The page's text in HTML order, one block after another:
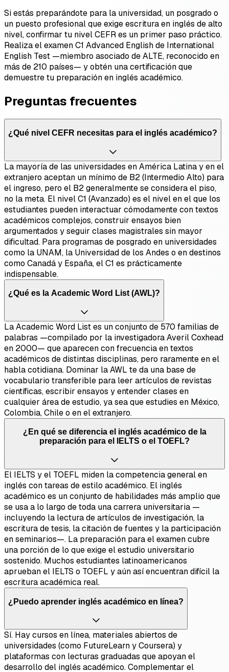
Si estás preparándote para la universidad, un posgrado o
un puesto profesional que exige escritura en inglés de alto
nivel, confirmar tu nivel CEFR es un primer paso práctico.
Realiza el examen C1 Advanced English de International
English Test —miembro asociado de ALTE, reconocido en
más de 210 países— y obtén una certificación que
demuestre tu preparación en inglés académico.
Preguntas frecuentes
¿Qué nivel CEFR necesitas para el inglés académico?
La mayoría de las universidades en América Latina y en el
extranjero aceptan un mínimo de B2 (Intermedio Alto) para
el ingreso, pero el B2 generalmente se considera el piso,
no la meta. El nivel C1 (Avanzado) es el nivel en el que los
estudiantes pueden interactuar cómodamente con textos
académicos complejos, construir ensayos bien
argumentados y seguir clases magistrales sin mayor
dificultad. Para programas de posgrado en universidades
como la UNAM, la Universidad de los Andes o en destinos
como Canadá y España, el C1 es prácticamente
indispensable.
¿Qué es la Academic Word List (AWL)?
La Academic Word List es un conjunto de 570 familias de
palabras —compilado por la investigadora Averil Coxhead
en 2000— que aparecen con frecuencia en textos
académicos de distintas disciplinas, pero raramente en el
habla cotidiana. Dominar la AWL te da una base de
vocabulario transferible para leer artículos de revistas
científicas, escribir ensayos y entender clases en
cualquier área de estudio, ya sea que estudies en México,
Colombia, Chile o en el extranjero.
¿En qué se diferencia el inglés académico de la
preparación para el IELTS o el TOEFL?
El IELTS y el TOEFL miden la competencia general en
inglés con tareas de estilo académico. El inglés
académico es un conjunto de habilidades más amplio que
se usa a lo largo de toda una carrera universitaria —
incluyendo la lectura de artículos de investigación, la
escritura de tesis, la citación de fuentes y la participación
en seminarios—. La preparación para el examen cubre
una porción de lo que exige el estudio universitario
sostenido. Muchos estudiantes latinoamericanos
aprueban el IELTS o TOEFL y aún así encuentran difícil la
escritura académica real.
¿Puedo aprender inglés académico en línea?
Sí. Hay cursos en línea, materiales abiertos de
universidades (como FutureLearn y Coursera) y
plataformas con lecturas graduadas que apoyan el
desarrollo del inglés académico. Complementar el